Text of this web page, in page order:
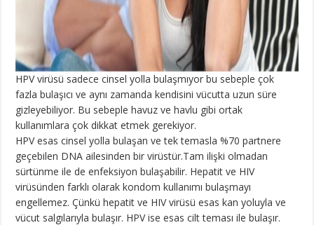
HPV virüsü sadece cinsel yolla bulaşmıyor bu sebeple çok
fazla bulaşıcı ve aynı zamanda kendisini vücutta uzun süre
gizleyebiliyor. Bu sebeple havuz ve havlu gibi ortak
kullanımlara çok dikkat etmek gerekiyor.
HPV esas cinsel yolla bulaşan ve tek temasla %70 partnere
geçebilen DNA ailesinden bir virüstür.Tam ilişki olmadan
sürtünme ile de enfeksiyon bulaşabilir. Hepatit ve HIV
virüsünden farklı olarak kondom kullanımı bulaşmayı
engellemez. Çünkü hepatit ve HIV virüsü esas kan yoluyla ve
vücut salgılarıyla bulaşır. HPV ise esas cilt teması ile bulaşır.